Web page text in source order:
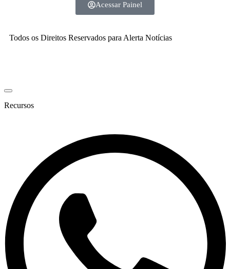
Acessar Painel
Todos os Direitos Reservados para Alerta Notícias
Recursos